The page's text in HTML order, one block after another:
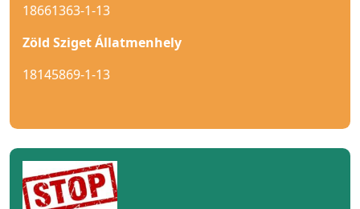
18661363-1-13
Zöld Sziget Állatmenhely
18145869-1-13